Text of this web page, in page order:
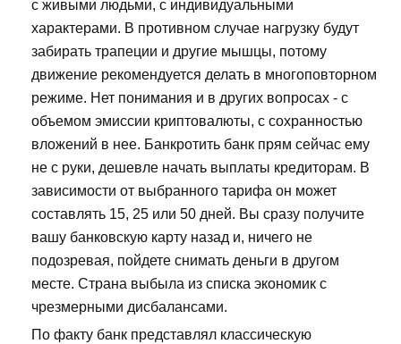
с живыми людьми, с индивидуальными
характерами. В противном случае нагрузку будут
забирать трапеции и другие мышцы, потому
движение рекомендуется делать в многоповторном
режиме. Нет понимания и в других вопросах - с
объемом эмиссии криптовалюты, с сохранностью
вложений в нее. Банкротить банк прям сейчас ему
не с руки, дешевле начать выплаты кредиторам. В
зависимости от выбранного тарифа он может
составлять 15, 25 или 50 дней. Вы сразу получите
вашу банковскую карту назад и, ничего не
подозревая, пойдете снимать деньги в другом
месте. Страна выбыла из списка экономик с
чрезмерными дисбалансами.
По факту банк представлял классическую